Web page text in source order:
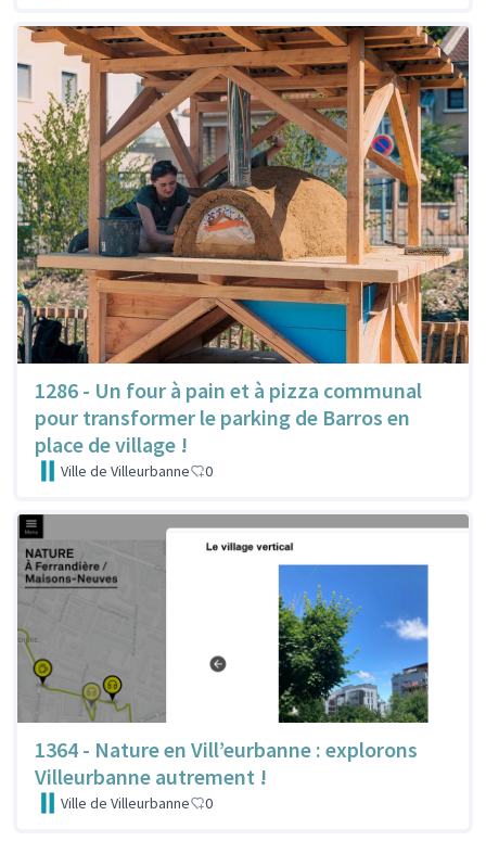
1286 - Un four à pain et à pizza communal
pour transformer le parking de Barros en
place de village !
Ville de Villeurbanne 0
1364 - Nature en Vill’eurbanne : explorons
Villeurbanne autrement !
Ville de Villeurbanne 0